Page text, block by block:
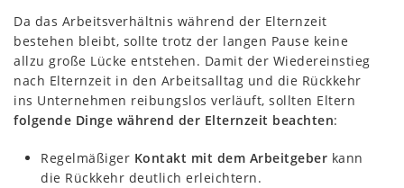
Da das Arbeitsverhältnis während der Elternzeit
bestehen bleibt, sollte trotz der langen Pause keine
allzu große Lücke entstehen. Damit der Wiedereinstieg
nach Elternzeit in den Arbeitsalltag und die Rückkehr
ins Unternehmen reibungslos verläuft, sollten Eltern
folgende Dinge während der Elternzeit beachten:
Regelmäßiger Kontakt mit dem Arbeitgeber kann
die Rückkehr deutlich erleichtern.